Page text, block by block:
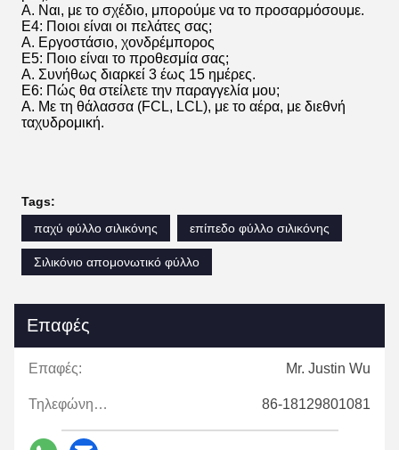
Α. Ναι, με το σχέδιο, μπορούμε να το προσαρμόσουμε.
Ε4: Ποιοι είναι οι πελάτες σας;
Α. Εργοστάσιο, χονδρέμπορος
Ε5: Ποιο είναι το προθεσμία σας;
Α. Συνήθως διαρκεί 3 έως 15 ημέρες.
Ε6: Πώς θα στείλετε την παραγγελία μου;
Α. Με τη θάλασσα (FCL, LCL), με το αέρα, με διεθνή
ταχυδρομική.
Tags:
παχύ φύλλο σιλικόνης
επίπεδο φύλλο σιλικόνης
Σιλικόνιο απομονωτικό φύλλο
Επαφές
Επαφές: Mr. Justin Wu
Τηλεφώνημα: 86-18129801081